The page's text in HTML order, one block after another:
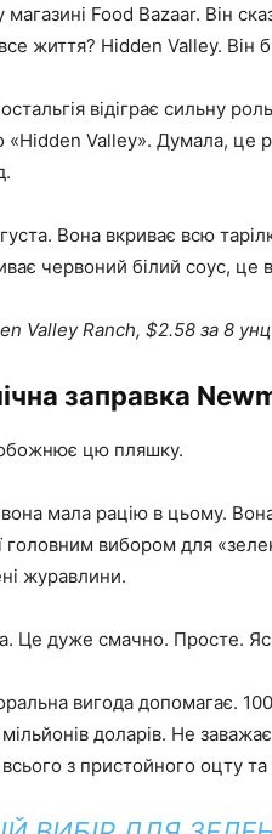
Food Bazaar. Він
життя? Hidden Valley. Він
відіграє сильну
«Hidden Valley». Думала, це
Вона вкриває всю
червоний білий соус, це
Valley Ranch, $2.58 за 8
заправка
цю пляшку.
мала рацію в цьому.
головним вибором для
журавлини.
Це дуже смачно. Просте.
вигода допомагає.
доларів. Не
з пристойного оцту та